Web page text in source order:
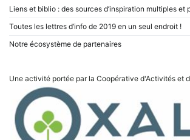
Liens et biblio : des sources d’inspiration multiples et
Toutes les lettres d’info de 2019 en un seul endroit !
Notre écosystème de partenaires
Une activité portée par la Coopérative d'Activités et